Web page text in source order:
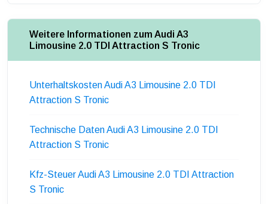
Weitere Informationen zum Audi A3
Limousine 2.0 TDI Attraction S Tronic
Unterhaltskosten Audi A3 Limousine 2.0 TDI
Attraction S Tronic
Technische Daten Audi A3 Limousine 2.0 TDI
Attraction S Tronic
Kfz-Steuer Audi A3 Limousine 2.0 TDI Attraction
S Tronic